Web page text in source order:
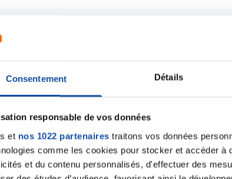
Consentement Détails
responsable de vos données
et nos 1022 partenaires traitons vos données
comme les cookies pour stocker et accéder à
et du contenu personnalisés, d'effectuer des